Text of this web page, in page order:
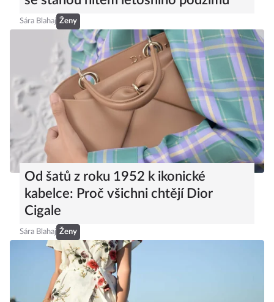
se stanou hitem letošního podzimu
Sára Blahaj Ženy
Od šatů z roku 1952 k ikonické
kabelce: Proč všichni chtějí Dior
Cigale
Sára Blahaj Ženy